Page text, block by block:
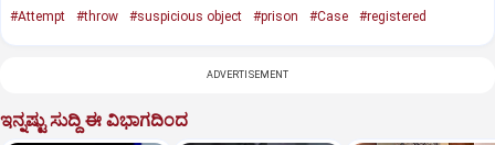
#Attempt #throw #suspicious object #prison #Case #registered
ADVERTISEMENT
ಇನ್ನಷ್ಟು ಸುದ್ದಿ ಈ ವಿಭಾಗದಿಂದ